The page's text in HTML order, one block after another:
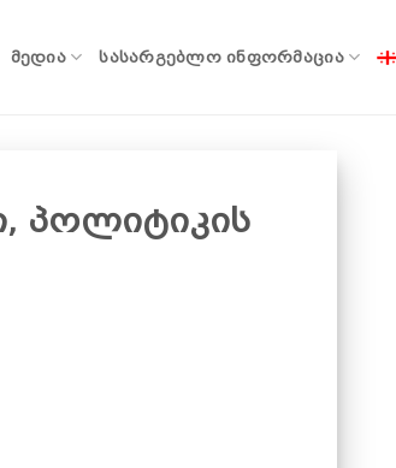
ᲛᲔᲓᲘᲐ ᲡᲐᲡᲐᲠᲒᲔᲑᲚᲝ ᲘᲜᲤᲝᲠᲛᲐᲪᲘᲐ
პოლიტიკის